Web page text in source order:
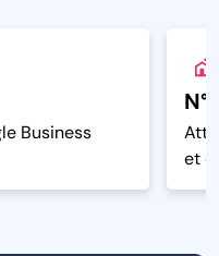
Business
N°1
et